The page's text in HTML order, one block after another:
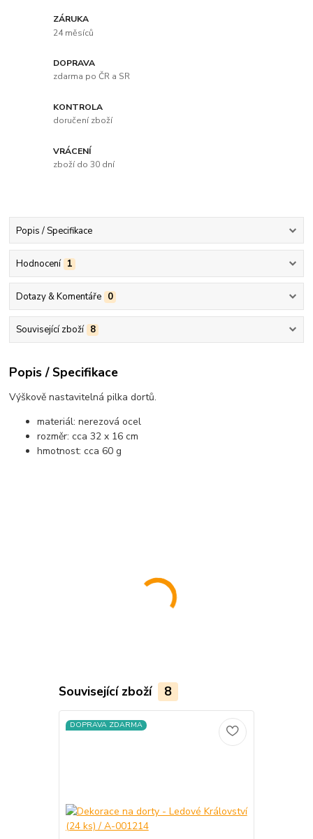
ZÁRUKA
24 měsíců
DOPRAVA
zdarma po ČR a SR
KONTROLA
doručení zboží
VRÁCENÍ
zboží do 30 dní
Popis / Specifikace
Hodnocení 1
Dotazy & Komentáře 0
Související zboží 8
Popis / Specifikace
Výškově nastavitelná pilka dortů.
materiál: nerezová ocel
rozměr: cca 32 x 16 cm
hmotnost: cca 60 g
Související zboží 8
DOPRAVA ZDARMA